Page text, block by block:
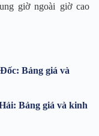
giờ ngoài giờ cao
Bảng giá và
Bảng giá và kinh